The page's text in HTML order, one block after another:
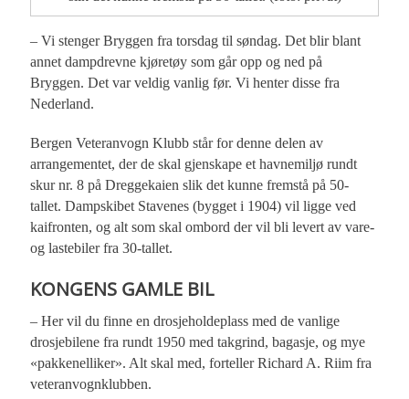
– Vi stenger Bryggen fra torsdag til søndag. Det blir blant
annet dampdrevne kjøretøy som går opp og ned på
Bryggen. Det var veldig vanlig før. Vi henter disse fra
Nederland.
Bergen Veteranvogn Klubb står for denne delen av
arrangementet, der de skal gjenskape et havnemiljø rundt
skur nr. 8 på Dreggekaien slik det kunne fremstå på 50-
tallet. Dampskibet Stavenes (bygget i 1904) vil ligge ved
kaifronten, og alt som skal ombord der vil bli levert av vare-
og lastebiler fra 30-tallet.
KONGENS GAMLE BIL
– Her vil du finne en drosjeholdeplass med de vanlige
drosjebilene fra rundt 1950 med takgrind, bagasje, og mye
«pakkenelliker». Alt skal med, forteller Richard A. Riim fra
veteranvognklubben.